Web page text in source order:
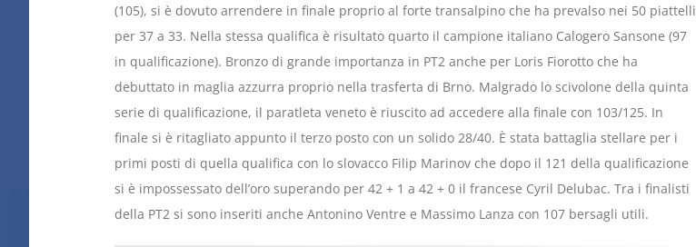
(105), si è dovuto arrendere in finale proprio al forte transalpino che ha prevalso nei 50 piattelli
per 37 a 33. Nella stessa qualifica è risultato quarto il campione italiano Calogero Sansone (97
in qualificazione). Bronzo di grande importanza in PT2 anche per Loris Fiorotto che ha
debuttato in maglia azzurra proprio nella trasferta di Brno. Malgrado lo scivolone della quinta
serie di qualificazione, il paratleta veneto è riuscito ad accedere alla finale con 103/125. In
finale si è ritagliato appunto il terzo posto con un solido 28/40. È stata battaglia stellare per i
primi posti di quella qualifica con lo slovacco Filip Marinov che dopo il 121 della qualificazione
si è impossessato dell’oro superando per 42 + 1 a 42 + 0 il francese Cyril Delubac. Tra i finalisti
della PT2 si sono inseriti anche Antonino Ventre e Massimo Lanza con 107 bersagli utili.